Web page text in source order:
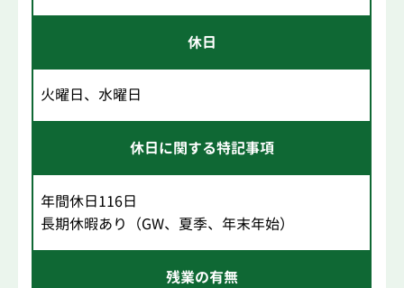
休日
火曜日、水曜日
休日に関する特記事項
年間休日116日
長期休暇あり（GW、夏季、年末年始）
残業の有無